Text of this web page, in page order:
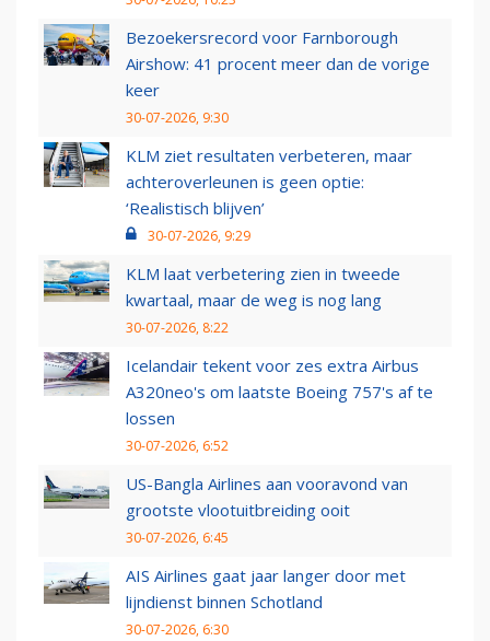
Bezoekersrecord voor Farnborough
Airshow: 41 procent meer dan de vorige
keer
30-07-2026, 9:30
KLM ziet resultaten verbeteren, maar
achteroverleunen is geen optie:
‘Realistisch blijven’
30-07-2026, 9:29
KLM laat verbetering zien in tweede
kwartaal, maar de weg is nog lang
30-07-2026, 8:22
Icelandair tekent voor zes extra Airbus
A320neo's om laatste Boeing 757's af te
lossen
30-07-2026, 6:52
US-Bangla Airlines aan vooravond van
grootste vlootuitbreiding ooit
30-07-2026, 6:45
AIS Airlines gaat jaar langer door met
lijndienst binnen Schotland
30-07-2026, 6:30